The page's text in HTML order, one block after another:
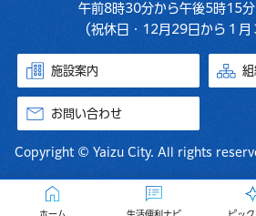
ホーム 生活便利ナビ ピッ
午前8時30分から午後5時15
（祝休日・12月29日から１月
施設案内 組
お問い合わせ
Copyright © Yaizu City. All rights